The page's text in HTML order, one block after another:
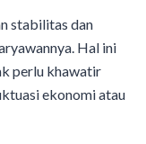
stabilitas dan
Hal ini
perlu khawatir
ekonomi atau